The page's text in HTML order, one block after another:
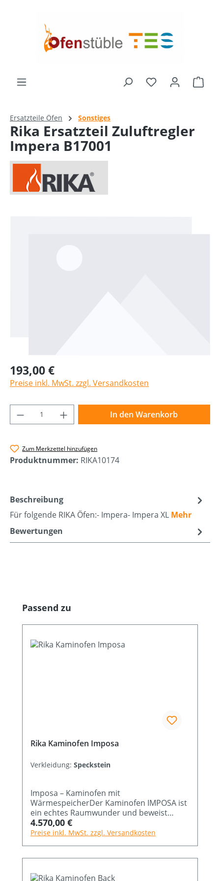
Ersatzteile Öfen Sonstiges
Rika Ersatzteil Zuluftregler
Impera B17001
193,00 €
Preise inkl. MwSt. zzgl. Versandkosten
Produkt Anzahl: Gib den gewünschten
In den Warenkorb
Zum Merkzettel hinzufügen
Produktnummer: RIKA10174
Beschreibung
Für folgende RIKA Öfen:- Impera- Impera XL Mehr
Bewertungen
Produktgalerie überspringen
Passend zu
Rika Kaminofen Imposa
Verkleidung: Speckstein
Imposa – Kaminofen mit
WärmespeicherDer Kaminofen IMPOSA ist
ein echtes Raumwunder und beweist
einmal mehr, dass wahre Größe nichts mit
den Ausmaßen zu tun hat. Wie kein
eindrucksvollen Innenraum mit extrem
kompakten Außenabmessungen für eine
Regulärer Preis:
4.570,00 €
Preise inkl. MwSt. zzgl. Versandkosten